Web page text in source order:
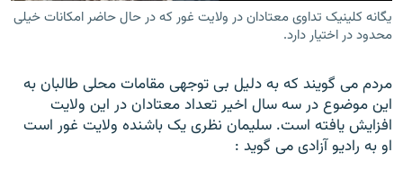
یگانه کلینیک تداوی معتادان در ولایت غور که در حال حاضر امکانات خیلی
محدود در اختیار دارد.
مردم می گویند که به دلیل بی توجهی مقامات محلی طالبان به
این موضوع در سه سال اخیر تعداد معتادان در این ولایت
افزایش یافته است. سلیمان نظری یک باشنده ولایت غور است
او به رادیو آزادی می گوید :